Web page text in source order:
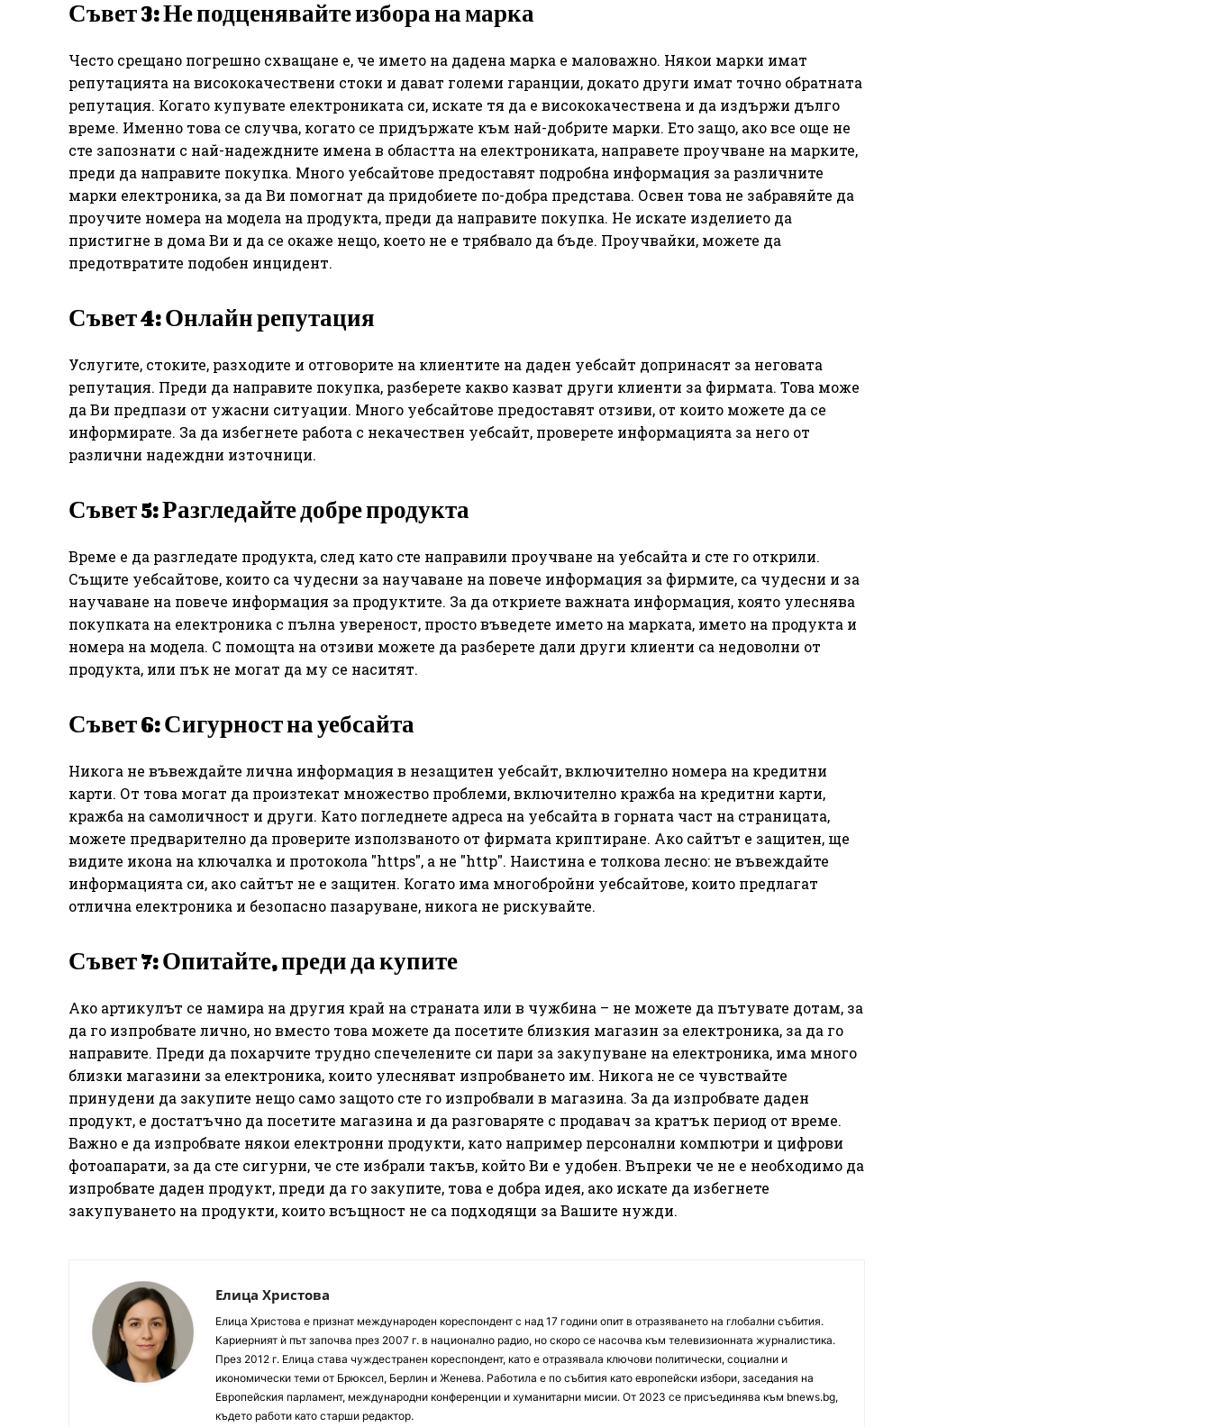
Съвет 3: Не подценявайте избора на марка
Често срещано погрешно схващане е, че името на дадена марка е маловажно. Някои марки имат
репутацията на висококачествени стоки и дават големи гаранции, докато други имат точно обратната
репутация. Когато купувате електрониката си, искате тя да е висококачествена и да издържи дълго
време. Именно това се случва, когато се придържате към най-добрите марки. Ето защо, ако все още не
сте запознати с най-надеждните имена в областта на електрониката, направете проучване на марките,
преди да направите покупка. Много уебсайтове предоставят подробна информация за различните
марки електроника, за да Ви помогнат да придобиете по-добра представа. Освен това не забравяйте да
проучите номера на модела на продукта, преди да направите покупка. Не искате изделието да
пристигне в дома Ви и да се окаже нещо, което не е трябвало да бъде. Проучвайки, можете да
предотвратите подобен инцидент.
Съвет 4: Онлайн репутация
Услугите, стоките, разходите и отговорите на клиентите на даден уебсайт допринасят за неговата
репутация. Преди да направите покупка, разберете какво казват други клиенти за фирмата. Това може
да Ви предпази от ужасни ситуации. Много уебсайтове предоставят отзиви, от които можете да се
информирате. За да избегнете работа с некачествен уебсайт, проверете информацията за него от
различни надеждни източници.
Съвет 5: Разгледайте добре продукта
Време е да разгледате продукта, след като сте направили проучване на уебсайта и сте го открили.
Същите уебсайтове, които са чудесни за научаване на повече информация за фирмите, са чудесни и за
научаване на повече информация за продуктите. За да откриете важната информация, която улеснява
покупката на електроника с пълна увереност, просто въведете името на марката, името на продукта и
номера на модела. С помощта на отзиви можете да разберете дали други клиенти са недоволни от
продукта, или пък не могат да му се наситят.
Съвет 6: Сигурност на уебсайта
Никога не въвеждайте лична информация в незащитен уебсайт, включително номера на кредитни
карти. От това могат да произтекат множество проблеми, включително кражба на кредитни карти,
кражба на самоличност и други. Като погледнете адреса на уебсайта в горната част на страницата,
можете предварително да проверите използваното от фирмата криптиране. Ако сайтът е защитен, ще
видите икона на ключалка и протокола "https", а не "http". Наистина е толкова лесно: не въвеждайте
информацията си, ако сайтът не е защитен. Когато има многобройни уебсайтове, които предлагат
отлична електроника и безопасно пазаруване, никога не рискувайте.
Съвет 7: Опитайте, преди да купите
Ако артикулът се намира на другия край на страната или в чужбина – не можете да пътувате дотам, за
да го изпробвате лично, но вместо това можете да посетите близкия магазин за електроника, за да го
направите. Преди да похарчите трудно спечелените си пари за закупуване на електроника, има много
близки магазини за електроника, които улесняват изпробването им. Никога не се чувствайте
принудени да закупите нещо само защото сте го изпробвали в магазина. За да изпробвате даден
продукт, е достатъчно да посетите магазина и да разговаряте с продавач за кратък период от време.
Важно е да изпробвате някои електронни продукти, като например персонални компютри и цифрови
фотоапарати, за да сте сигурни, че сте избрали такъв, който Ви е удобен. Въпреки че не е необходимо да
изпробвате даден продукт, преди да го закупите, това е добра идея, ако искате да избегнете
закупуването на продукти, които всъщност не са подходящи за Вашите нужди.
Елица Христова
Елица Христова е признат международен кореспондент с над 17 години опит в отразяването на глобални събития.
Кариерният ѝ път започва през 2007 г. в национално радио, но скоро се насочва към телевизионната журналистика.
През 2012 г. Елица става чуждестранен кореспондент, като е отразявала ключови политически, социални и
икономически теми от Брюксел, Берлин и Женева. Работила е по събития като европейски избори, заседания на
Европейския парламент, международни конференции и хуманитарни мисии. От 2023 се присъединява към bnews.bg,
където работи като старши редактор.